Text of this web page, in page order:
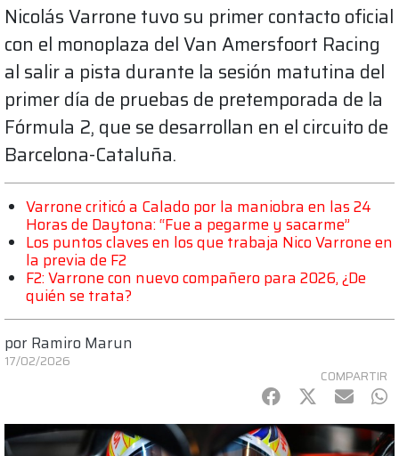
Nicolás Varrone tuvo su primer contacto oficial
con el monoplaza del Van Amersfoort Racing
al salir a pista durante la sesión matutina del
primer día de pruebas de pretemporada de la
Fórmula 2, que se desarrollan en el circuito de
Barcelona-Cataluña.
Varrone criticó a Calado por la maniobra en las 24
Horas de Daytona: “Fue a pegarme y sacarme”
Los puntos claves en los que trabaja Nico Varrone en
la previa de F2
F2: Varrone con nuevo compañero para 2026, ¿De
quién se trata?
por Ramiro Marun
17/02/2026
COMPARTIR
Facebook
Twitter
mail